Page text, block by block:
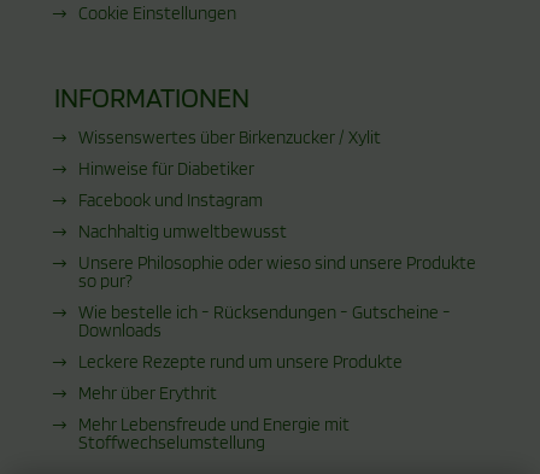
Cookie Einstellungen
INFORMATIONEN
Wissenswertes über Birkenzucker / Xylit
Hinweise für Diabetiker
Facebook und Instagram
Nachhaltig umweltbewusst
Unsere Philosophie oder wieso sind unsere Produkte
so pur?
Wie bestelle ich - Rücksendungen - Gutscheine -
Downloads
Leckere Rezepte rund um unsere Produkte
Mehr über Erythrit
Mehr Lebensfreude und Energie mit
Stoffwechselumstellung